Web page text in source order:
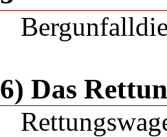
6) Das